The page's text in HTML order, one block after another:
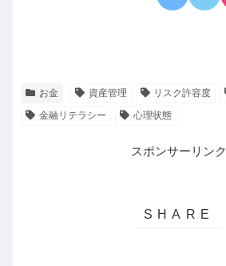
お金 資産管理 リスク許容度
金融リテラシー
心理状態
スポンサーリンク